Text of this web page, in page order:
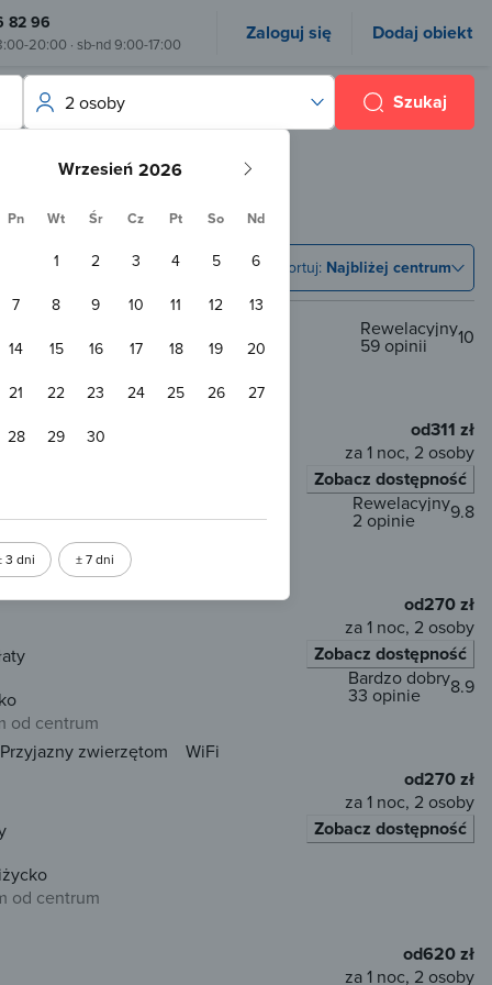
82 96
20:00 · sb-nd 9:00-17:00 Zaloguj się Dodaj obiekt
Wrzesień
Pn Wt Śr Cz Pt So Nd
1 2 3 4 5
6
7
8 9 10 11 12
13
14
15 16 17 18 19
20
21
22 23 24 25 26
27
28
29 30
3 dni ± 7 dni
2 osoby Szukaj
Sortuj: Najbliżej centrum
10
Rewelacyjny
59 opinii
od311 zł
za 1 noc, 2 osoby
Zobacz dostępność
od centrum
9.8
Rewelacyjny
2 opinie
od270 zł
za 1 noc, 2 osoby
Zobacz dostępność
od centrum
8.9
Bardzo dobry
33 opinie
Przyjazny zwierzętom
WiFi
od270 zł
za 1 noc, 2 osoby
Zobacz dostępność
od centrum
od620 zł
za 1 noc, 2 osoby